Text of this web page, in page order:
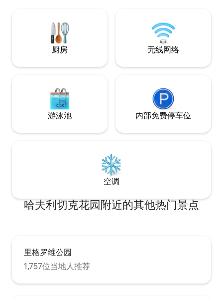
厨房 无线网络
游泳池 内部免费停车位
空调
哈夫利切克花园附近的其他热门景点
里格罗维公园
1,757位当地人推荐